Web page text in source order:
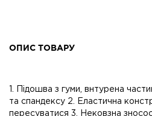
ОПИС ТОВАРУ
1. Підошва з гуми, внтурена
та спандексу 2. Еластична
пересуватися 3. Нековзна